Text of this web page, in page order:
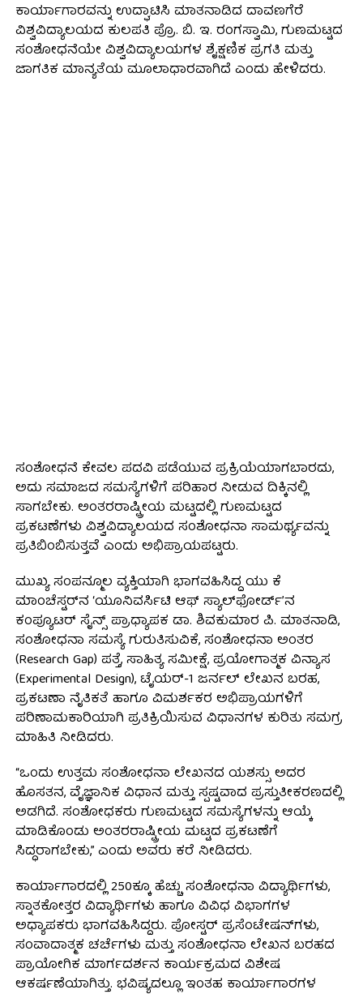
ಕಾರ್ಯಾಗಾರವನ್ನು ಉದ್ಘಾಟಿಸಿ ಮಾತನಾಡಿದ ದಾವಣಗೆರೆ
ವಿಶ್ವವಿದ್ಯಾಲಯದ ಕುಲಪತಿ ಪ್ರೊ. ಬಿ. ಇ. ರಂಗಸ್ವಾಮಿ, ಗುಣಮಟ್ಟದ
ಸಂಶೋಧನೆಯೇ ವಿಶ್ವವಿದ್ಯಾಲಯಗಳ ಶೈಕ್ಷಣಿಕ ಪ್ರಗತಿ ಮತ್ತು
ಜಾಗತಿಕ ಮಾನ್ಯತೆಯ ಮೂಲಾಧಾರವಾಗಿದೆ ಎಂದು ಹೇಳಿದರು.
ಸಂಶೋಧನೆ ಕೇವಲ ಪದವಿ ಪಡೆಯುವ ಪ್ರಕ್ರಿಯೆಯಾಗಬಾರದು,
ಅದು ಸಮಾಜದ ಸಮಸ್ಯೆಗಳಿಗೆ ಪರಿಹಾರ ನೀಡುವ ದಿಕ್ಕಿನಲ್ಲಿ
ಸಾಗಬೇಕು. ಅಂತರರಾಷ್ಟ್ರೀಯ ಮಟ್ಟದಲ್ಲಿ ಗುಣಮಟ್ಟದ
ಪ್ರಕಟಣೆಗಳು ವಿಶ್ವವಿದ್ಯಾಲಯದ ಸಂಶೋಧನಾ ಸಾಮರ್ಥ್ಯವನ್ನು
ಪ್ರತಿಬಿಂಬಿಸುತ್ತವೆ ಎಂದು ಅಭಿಪ್ರಾಯಪಟ್ಟರು.
ಮುಖ್ಯ ಸಂಪನ್ಮೂಲ ವ್ಯಕ್ತಿಯಾಗಿ ಭಾಗವಹಿಸಿದ್ದ ಯು ಕೆ
ಮಾಂಚೆಸ್ಟರ್‌ನ ‘ಯೂನಿವರ್ಸಿಟಿ ಆಫ್ ಸ್ಯಾಲ್‌ಫೋರ್ಡ್’ನ
ಕಂಪ್ಯೂಟರ್ ಸೈನ್ಸ್ ಪ್ರಾಧ್ಯಾಪಕ ಡಾ. ಶಿವಕುಮಾರ ಪಿ. ಮಾತನಾಡಿ,
ಸಂಶೋಧನಾ ಸಮಸ್ಯೆ ಗುರುತಿಸುವಿಕೆ, ಸಂಶೋಧನಾ ಅಂತರ
(Research Gap) ಪತ್ತೆ, ಸಾಹಿತ್ಯ ಸಮೀಕ್ಷೆ, ಪ್ರಯೋಗಾತ್ಮಕ ವಿನ್ಯಾಸ
(Experimental Design), ಟೈಯರ್-1 ಜರ್ನಲ್ ಲೇಖನ ಬರಹ,
ಪ್ರಕಟಣಾ ನೈತಿಕತೆ ಹಾಗೂ ವಿಮರ್ಶಕರ ಅಭಿಪ್ರಾಯಗಳಿಗೆ
ಪರಿಣಾಮಕಾರಿಯಾಗಿ ಪ್ರತಿಕ್ರಿಯಿಸುವ ವಿಧಾನಗಳ ಕುರಿತು ಸಮಗ್ರ
ಮಾಹಿತಿ ನೀಡಿದರು.
“ಒಂದು ಉತ್ತಮ ಸಂಶೋಧನಾ ಲೇಖನದ ಯಶಸ್ಸು ಅದರ
ಹೊಸತನ, ವೈಜ್ಞಾನಿಕ ವಿಧಾನ ಮತ್ತು ಸ್ಪಷ್ಟವಾದ ಪ್ರಸ್ತುತೀಕರಣದಲ್ಲಿ
ಅಡಗಿದೆ. ಸಂಶೋಧಕರು ಗುಣಮಟ್ಟದ ಸಮಸ್ಯೆಗಳನ್ನು ಆಯ್ಕೆ
ಮಾಡಿಕೊಂಡು ಅಂತರರಾಷ್ಟ್ರೀಯ ಮಟ್ಟದ ಪ್ರಕಟಣೆಗೆ
ಸಿದ್ಧರಾಗಬೇಕು,” ಎಂದು ಅವರು ಕರೆ ನೀಡಿದರು.
ಕಾರ್ಯಾಗಾರದಲ್ಲಿ 250ಕ್ಕೂ ಹೆಚ್ಚು ಸಂಶೋಧನಾ ವಿದ್ಯಾರ್ಥಿಗಳು,
ಸ್ನಾತಕೋತ್ತರ ವಿದ್ಯಾರ್ಥಿಗಳು ಹಾಗೂ ವಿವಿಧ ವಿಭಾಗಗಳ
ಅಧ್ಯಾಪಕರು ಭಾಗವಹಿಸಿದ್ದರು. ಪೋಸ್ಟರ್ ಪ್ರಸೆಂಟೇಷನ್‌ಗಳು,
ಸಂವಾದಾತ್ಮಕ ಚರ್ಚೆಗಳು ಮತ್ತು ಸಂಶೋಧನಾ ಲೇಖನ ಬರಹದ
ಪ್ರಾಯೋಗಿಕ ಮಾರ್ಗದರ್ಶನ ಕಾರ್ಯಕ್ರಮದ ವಿಶೇಷ
ಆಕರ್ಷಣೆಯಾಗಿತ್ತು. ಭವಿಷ್ಯದಲ್ಲೂ ಇಂತಹ ಕಾರ್ಯಾಗಾರಗಳ